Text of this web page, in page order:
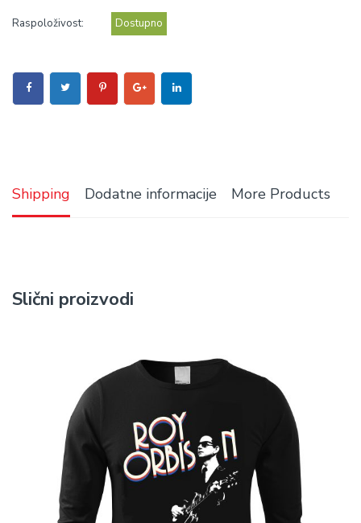
Raspoloživost: Dostupno
Shipping Dodatne informacije More Products
Slični proizvodi